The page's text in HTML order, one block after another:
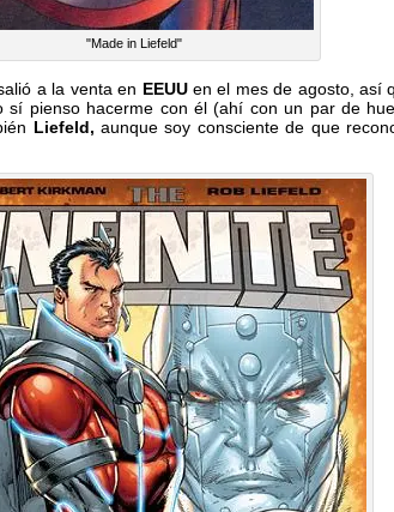
"Made in Liefeld"
a la venta en EEUUen el mes de agosto, así
sí pienso hacerme con él (ahí con un par de
Liefeld,aunque soy consciente de que